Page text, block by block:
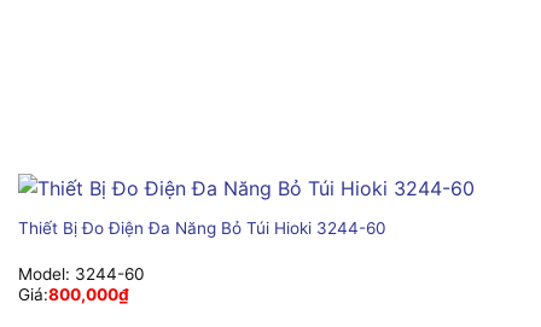
Thiết Bị Đo Điện Đa Năng Bỏ Túi Hioki 3244-60
Model: 3244-60
Giá:800,000₫